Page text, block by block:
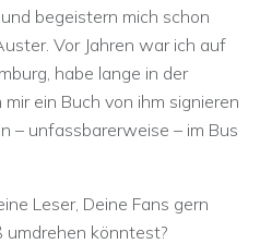
begeistern mich schon
Vor Jahren war ich auf
habe lange in der
ein Buch von ihm signieren
– unfassbarerweise – im Bus
Leser, Deine Fans gern
umdrehen könntest?